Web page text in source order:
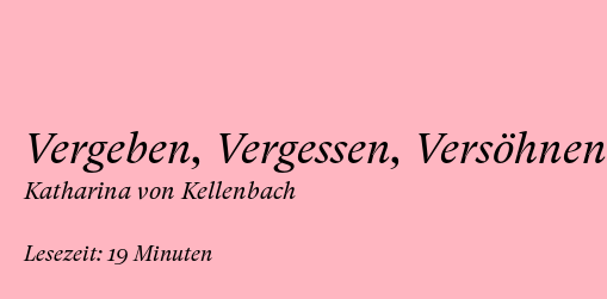
Vergeben, Vergessen, Versöhnen
Katharina von Kellenbach
19